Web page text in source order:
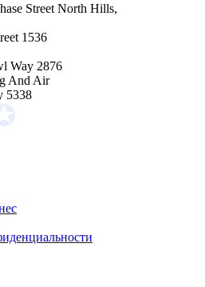
Street North Hills,
1536
Way 2876
And Air
5338